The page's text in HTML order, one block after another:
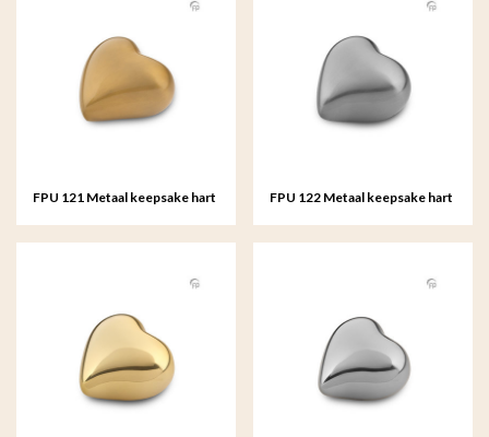
FPU 121 Metaal keepsake hart FPU 122 Metaal keepsake hart